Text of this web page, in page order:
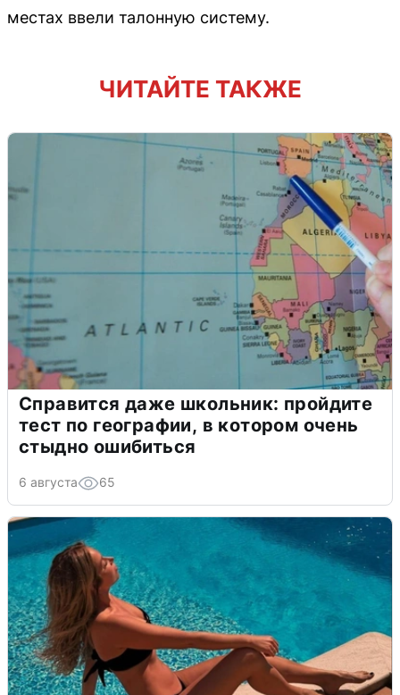
местах ввели талонную систему.
ЧИТАЙТЕ ТАКЖЕ
Справится даже школьник: пройдите
тест по географии, в котором очень
стыдно ошибиться
6 августа 65